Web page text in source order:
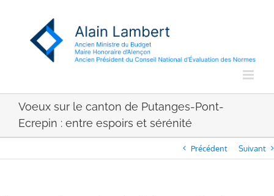
Voeux sur le canton de Putanges-Pont-
Ecrepin : entre espoirs et sérénité
Précédent Suivant